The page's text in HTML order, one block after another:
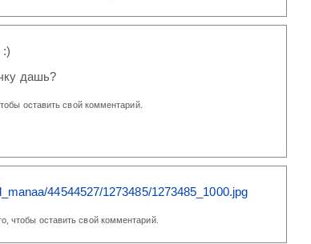
:)
дашь?
оставить свой комментарий.
44544527/1273485/1273485_1000.jpg
чтобы оставить свой комментарий.